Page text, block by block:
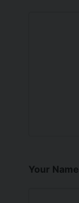
Your Name